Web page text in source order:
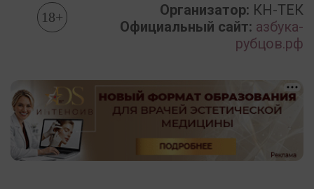
18+ Организатор: КН-ТЕК
Официальный сайт: азбука-
рубцов.рф